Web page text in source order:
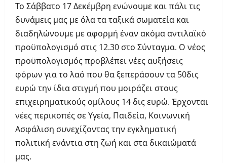
Το Σάββατο 17 Δεκέμβρη ενώνουμε και πάλι τις
δυνάμεις μας με όλα τα ταξικά σωματεία και
διαδηλώνουμε με αφορμή έναν ακόμα αντιλαϊκό
προϋπολογισμό στις 12.30 στο Σύνταγμα. Ο νέος
προϋπολογισμός προβλέπει νέες αυξήσεις
φόρων για το λαό που θα ξεπεράσουν τα 50δις
ευρώ την ίδια στιγμή που μοιράζει στους
επιχειρηματικούς ομίλους 14 δις ευρώ. Έρχονται
νέες περικοπές σε Υγεία, Παιδεία, Κοινωνική
Ασφάλιση συνεχίζοντας την εγκληματική
πολιτική ενάντια στη ζωή και στα δικαιώματά
μας.